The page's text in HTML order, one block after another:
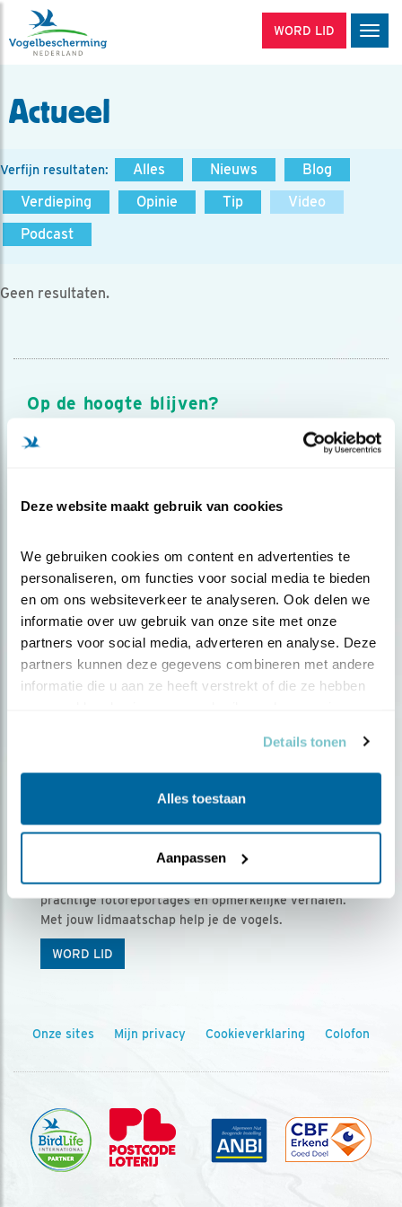
Deze website maakt gebruik van cookies
We gebruiken cookies om content en advertenties te
personaliseren, om functies voor social media te bieden
en om ons websiteverkeer te analyseren. Ook delen we
informatie over uw gebruik van onze site met onze
partners voor social media, adverteren en analyse. Deze
partners kunnen deze gegevens combineren met andere
informatie die u aan ze heeft verstrekt of die ze hebben
Details tonen
Alles toestaan
Aanpassen
WORD LID
Actueel
Verfijn resultaten: Alles Nieuws
Blog
Verdieping
Opinie Tip
Video
Podcast
Geen resultaten.
Op de hoogte blijven?
Meld je aan en ontvang nieuws, inspiratie, acties en tips
over vogels en activiteiten van Vogelbescherming.
Ontvang 5 x Vogels voor € 36,00 per jaar
Vogels is het tijdschrift voor onze leden, met
prachtige fotoreportages en opmerkelijke verhalen.
Met jouw lidmaatschap help je de vogels.
WORD LID
Onze sites Mijn privacy Cookieverklaring Colofon